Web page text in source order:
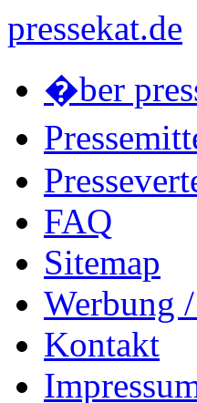
pressekat.de
�ber
FAQ
Sitemap
Werbung
Kontakt